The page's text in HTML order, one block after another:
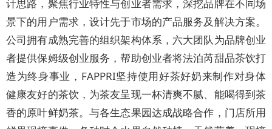
计思路，聚焦行业特性与创业者需求，深挖品牌在不同场
景下的用户需求，设计先于市场的产品服务及解决方案。
公司拥有成熟完善的组织架构体系，六大团队为品牌创业
者提供保姆级创业服务，帮助创业者将法泊芮甜品茶饮打
造为终身事业，FAPPRI坚持使用好茶好奶来制作对身体
健康友好的茶饮，为茶友呈现一杯清爽不腻、能喝得到茶
香的原叶鲜奶茶。与各生态果园达成战略合作，门店所用